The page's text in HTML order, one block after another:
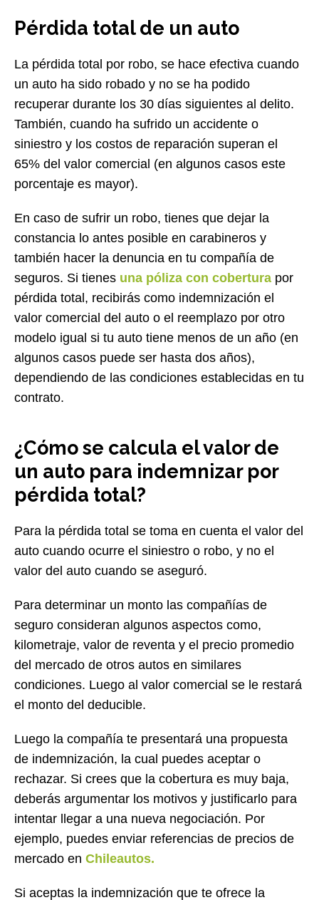
Pérdida total de un auto
La pérdida total por robo, se hace efectiva cuando
un auto ha sido robado y no se ha podido
recuperar durante los 30 días siguientes al delito.
También, cuando ha sufrido un accidente o
siniestro y los costos de reparación superan el
65% del valor comercial (en algunos casos este
porcentaje es mayor).
En caso de sufrir un robo, tienes que dejar la
constancia lo antes posible en carabineros y
también hacer la denuncia en tu compañía de
seguros. Si tienes una póliza con cobertura por
pérdida total, recibirás como indemnización el
valor comercial del auto o el reemplazo por otro
modelo igual si tu auto tiene menos de un año (en
algunos casos puede ser hasta dos años),
dependiendo de las condiciones establecidas en tu
contrato.
¿Cómo se calcula el valor de
un auto para indemnizar por
pérdida total?
Para la pérdida total se toma en cuenta el valor del
auto cuando ocurre el siniestro o robo, y no el
valor del auto cuando se aseguró.
Para determinar un monto las compañías de
seguro consideran algunos aspectos como,
kilometraje, valor de reventa y el precio promedio
del mercado de otros autos en similares
condiciones. Luego al valor comercial se le restará
el monto del deducible.
Luego la compañía te presentará una propuesta
de indemnización, la cual puedes aceptar o
rechazar. Si crees que la cobertura es muy baja,
deberás argumentar los motivos y justificarlo para
intentar llegar a una nueva negociación. Por
ejemplo, puedes enviar referencias de precios de
mercado en Chileautos.
Si aceptas la indemnización que te ofrece la